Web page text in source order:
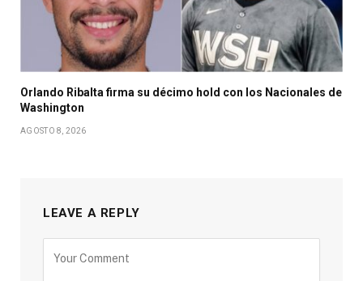
Orlando Ribalta firma su décimo hold con los Nacionales de
Washington
AGOSTO 8, 2026
LEAVE A REPLY